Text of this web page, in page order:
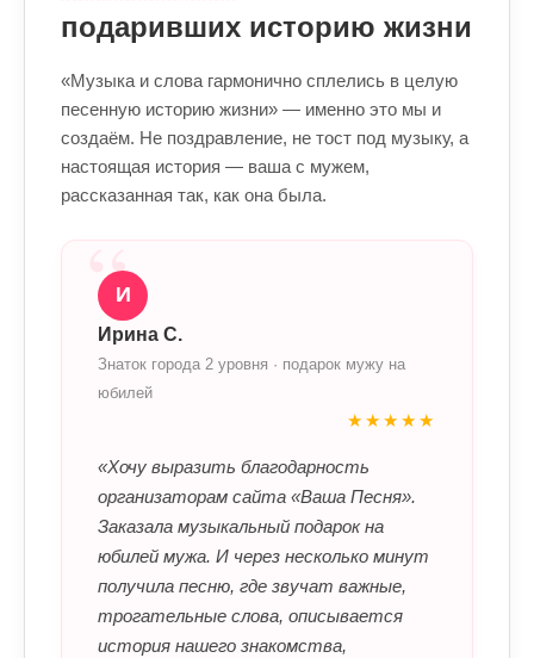
подаривших историю жизни
«Музыка и слова гармонично сплелись в целую
песенную историю жизни» — именно это мы и
создаём. Не поздравление, не тост под музыку, а
настоящая история — ваша с мужем,
рассказанная так, как она была.
“
И
Ирина С.
Знаток города 2 уровня · подарок мужу на
юбилей
★★★★★
«Хочу выразить благодарность
организаторам сайта «Ваша Песня».
Заказала музыкальный подарок на
юбилей мужа. И через несколько минут
получила песню, где звучат важные,
трогательные слова, описывается
история нашего знакомства,